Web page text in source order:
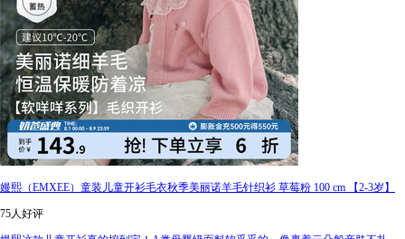
嫚熙（EMXEE）童装儿童开衫毛衣秋季美丽诺羊毛针织衫 草莓粉 100 cm 【2-3岁】
75人好评